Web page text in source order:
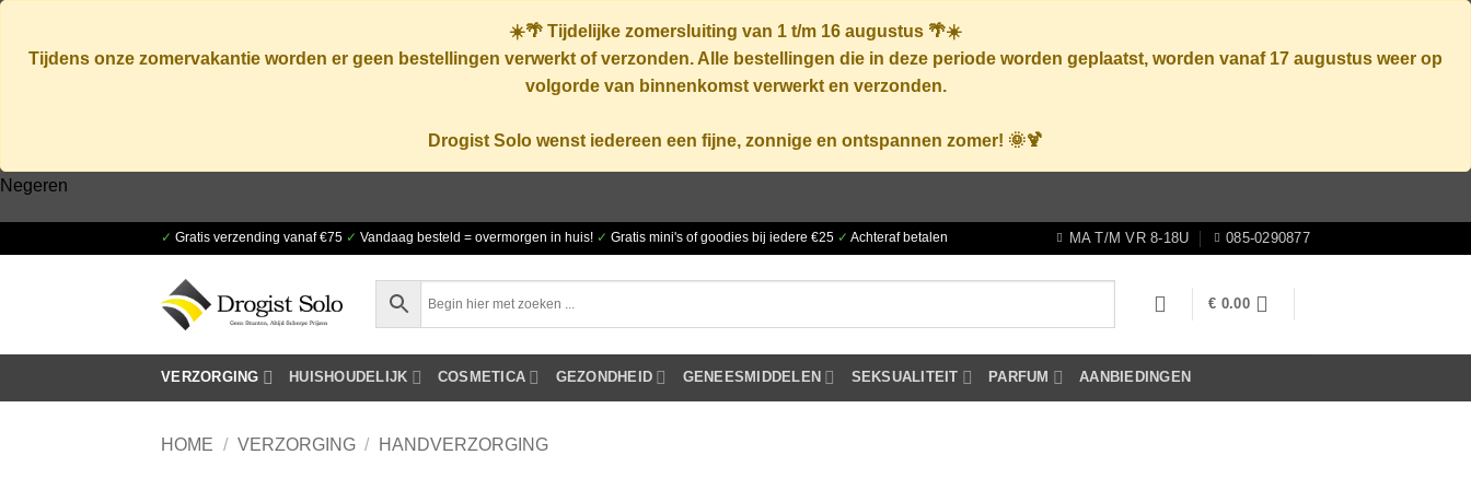
☀️🌴 Tijdelijke zomersluiting van 1 t/m 16 augustus 🌴☀️
Tijdens onze zomervakantie worden er geen bestellingen verwerkt of verzonden. Alle bestellingen die in deze periode worden geplaatst, worden vanaf 17 augustus weer op
volgorde van binnenkomst verwerkt en verzonden.
Drogist Solo wenst iedereen een fijne, zonnige en ontspannen zomer! 🌞🍹
Negeren
✓ Gratis verzending vanaf €75 ✓ Vandaag besteld = overmorgen in huis! ✓ Gratis mini's of goodies bij iedere €25 ✓ Achteraf betalen MA T/M VR 8-18U 085-0290877
€ 0.00
VERZORGING HUISHOUDELIJK COSMETICA GEZONDHEID GENEESMIDDELEN SEKSUALITEIT PARFUM AANBIEDINGEN
HOME / VERZORGING / HANDVERZORGING